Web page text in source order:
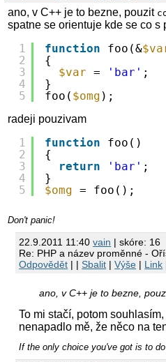
ano, v C++ je to bezne, pouzit
spatne se orientuje kde se co s
1
2
3
4
5
function foo(&
{
$var = 'bar' ;
}
foo( $omg );
radeji pouzivam
1
2
3
4
5
function
foo()
{
return
'bar' ;
}
$omg = foo();
Don't panic!
22.9.2011 11:40vain | skóre: 16
Re: PHP a název proměnné -
Odpovědět | |Sbalit |Výše | Link
ano, v C++ je to bezne,
To mi stačí, potom
nenapadlo mě, že něco na
If the only choice you've got is to